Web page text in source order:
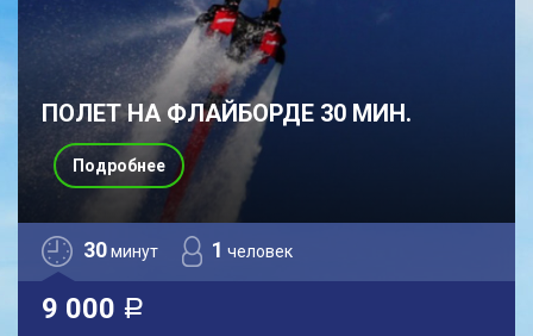
ПОЛЕТ НА ФЛАЙБОРДЕ 30 МИН.
30минут 1 человек
9 000 a
Подробнее